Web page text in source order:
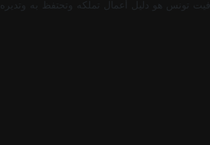
تونس هو دليل أعمال تملكه وتحتفظ به وتديره